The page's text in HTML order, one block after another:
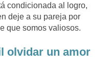
condicionada al logro,
deje a su pareja por
que somos valiosos.
olvidar un amor